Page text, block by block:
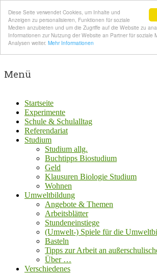
Diese Seite verwendet Cookies, um Inhalte und
Anzeigen zu personalisieren, Funktionen für soziale
Medien anzubieten und um die Zugriffe auf die Website zu
Informationen zur Nutzung der Website an Partner für soziale
Analysen weiter. Mehr Informationen
Menü
Startseite
Experimente
Schule & Schulalltag
Referendariat
Studium
Studium allg.
Buchtipps Biostudium
Geld
Klausuren Biologie Studium
Wohnen
Umweltbildung
Angebote & Themen
Arbeitsblätter
Stundeneinstiege
(Umwelt-) Spiele für die
Basteln
Tipps zur Arbeit an
Über …
Verschiedenes